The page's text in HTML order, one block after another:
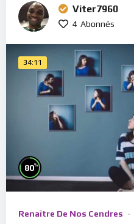
Viter7960
4 Abonnés
34:11
80%
Renaître De Nos Cendres